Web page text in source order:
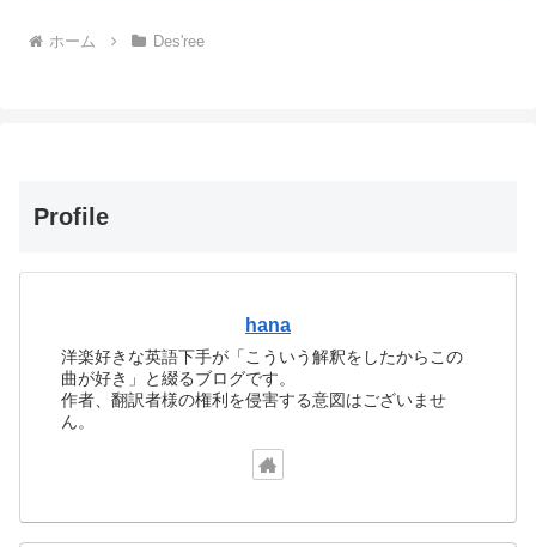
ホーム Des'ree
Profile
hana
洋楽好きな英語下手が「こういう解釈をしたからこの
曲が好き」と綴るブログです。
作者、翻訳者様の権利を侵害する意図はございませ
ん。